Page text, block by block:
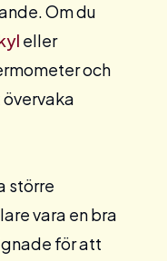
Om du
eller
och
större
vara en bra
för att